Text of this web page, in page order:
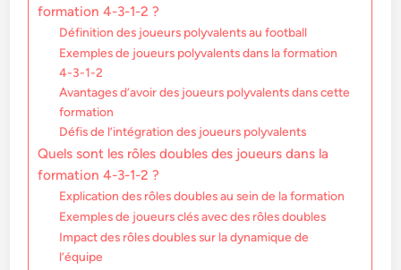
formation 4-3-1-2 ?
Définition des joueurs polyvalents au football
Exemples de joueurs polyvalents dans la formation
4-3-1-2
Avantages d’avoir des joueurs polyvalents dans cette
formation
Défis de l’intégration des joueurs polyvalents
Quels sont les rôles doubles des joueurs dans la
formation 4-3-1-2 ?
Explication des rôles doubles au sein de la formation
Exemples de joueurs clés avec des rôles doubles
Impact des rôles doubles sur la dynamique de
l’équipe